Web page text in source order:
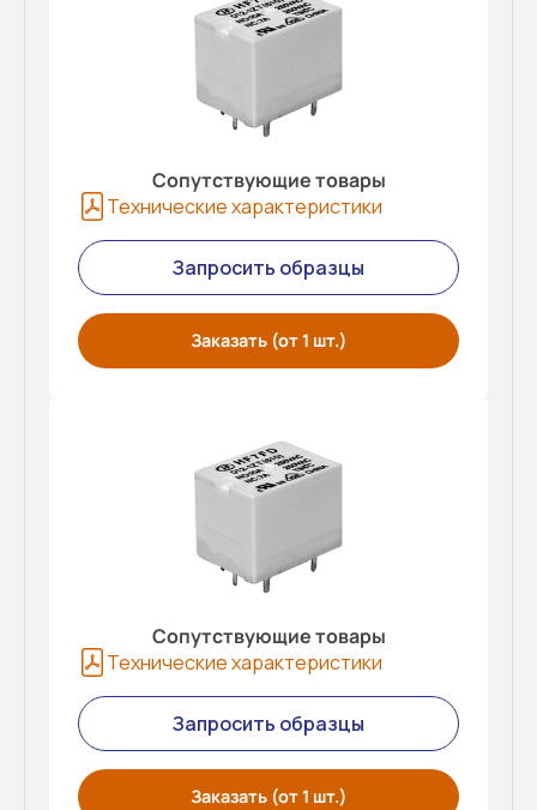
Сопутствующие товары
Технические характеристики
Запросить образцы
Заказать (от 1 шт.)
Сопутствующие товары
Технические характеристики
Запросить образцы
Заказать (от 1 шт.)